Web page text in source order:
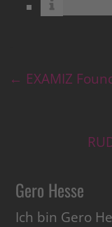
← EXAMIZ
Gero Hesse
Ich bin Gero